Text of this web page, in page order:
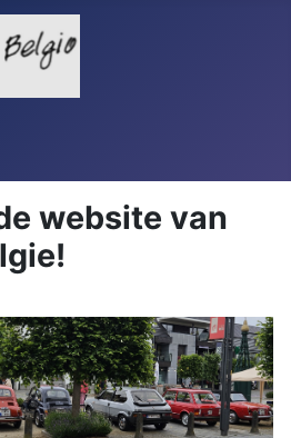
website van